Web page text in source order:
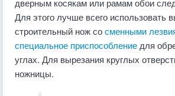
дверным косякам или рамам обои
Для этого лучше всего использовать
строительный нож сосменными
специальное приспособление для
углах. Для вырезания круглых
ножницы.